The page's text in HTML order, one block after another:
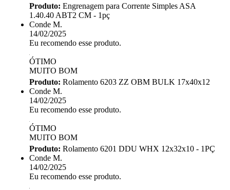
Produto: Engrenagem para Corrente Simples ASA
1.40.40 ABT2 CM - 1pç
Conde M.
14/02/2025
Eu recomendo esse produto.
ÓTIMO
MUITO BOM
Produto: Rolamento 6203 ZZ OBM BULK 17x40x12
Conde M.
14/02/2025
Eu recomendo esse produto.
ÓTIMO
MUITO BOM
Produto: Rolamento 6201 DDU WHX 12x32x10 - 1PÇ
Conde M.
14/02/2025
Eu recomendo esse produto.